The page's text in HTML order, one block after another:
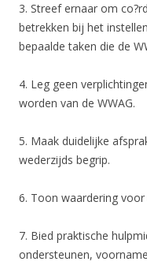
3. Streef ernaar om
betrekken bij het
bepaalde taken die de
4. Leg geen
worden van de WWAG.
5. Maak duidelijke
wederzijds begrip.
6. Toon waardering
7. Bied praktische
ondersteunen,